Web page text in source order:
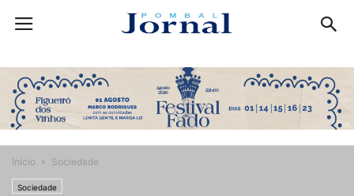
Início Sociedade
Sociedade